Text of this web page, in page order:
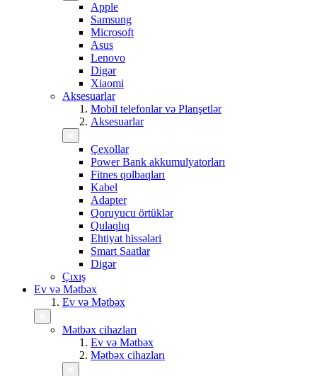
Apple
Samsung
Microsoft
Asus
Lenovo
Digər
Xiaomi
Aksesuarlar
Mobil telefonlar və Planşetlər
Aksesuarlar
Çexollar
Power Bank akkumulyatorları
Fitnes qolbaqları
Kabel
Adapter
Qoruyucu örtüklər
Qulaqlıq
Ehtiyat hissələri
Smart Saatlar
Digər
Çıxış
Ev və Mətbəx
Ev və Mətbəx
Mətbəx cihazları
Ev və Mətbəx
Mətbəx cihazları